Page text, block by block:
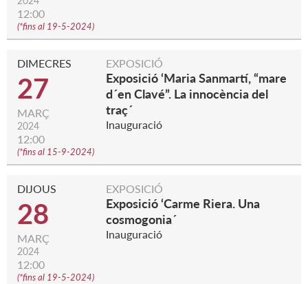
12:00
(*fins al 19-5-2024)
DIMECRES
27
MARÇ
2024
12:00
(*fins al 15-9-2024)
EXPOSICIÓ
Exposició ‘Maria Sanmartí, “mare
d´en Clavé”. La innocència del
traç´
Inauguració
DIJOUS
28
MARÇ
2024
12:00
(*fins al 19-5-2024)
EXPOSICIÓ
Exposició ‘Carme Riera. Una
cosmogonia´
Inauguració